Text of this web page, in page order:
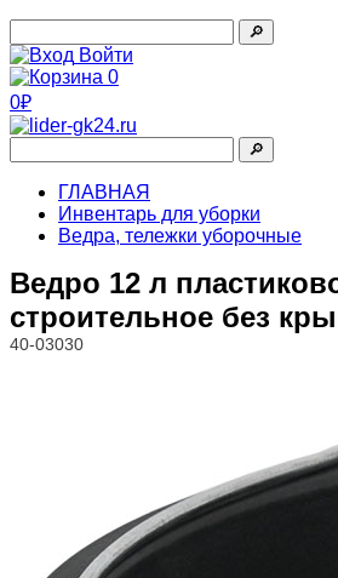
🔎︎
Войти
0
0₽
🔎︎
ГЛАВНАЯ
Инвентарь для уборки
Ведра, тележки уборочные
Ведро 12 л
строительное без
40-03030